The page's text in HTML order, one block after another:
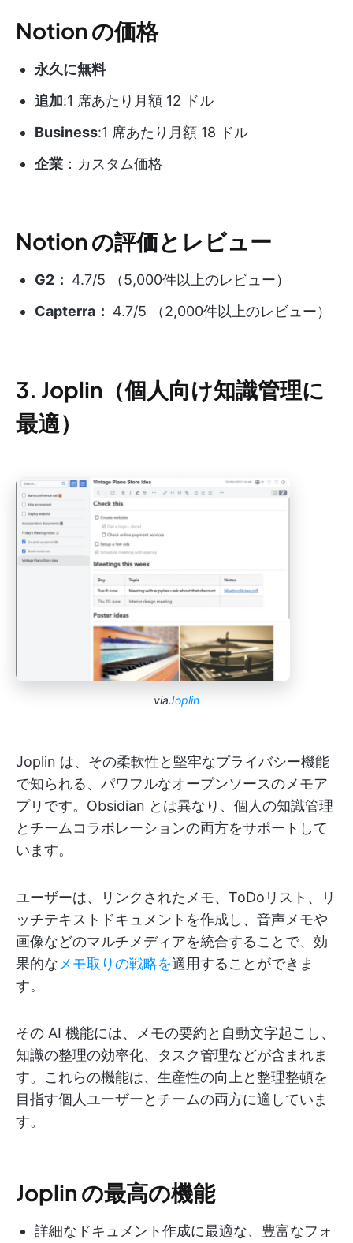
Notion の価格
永久に無料
追加:1 席あたり月額 12 ドル
Business:1 席あたり月額 18 ドル
企業 ：カスタム価格
Notion の評価とレビュー
G2： 4.7/5 （5,000件以上のレビュー）
Capterra： 4.7/5 （2,000件以上のレビュー）
3. Joplin（個人向け知識管理に
最適）
viaJoplin
Joplin は、その柔軟性と堅牢なプライバシー機能
で知られる、パワフルなオープンソースのメモア
プリです。Obsidian とは異なり、個人の知識管理
とチームコラボレーションの両方をサポートして
います。
ユーザーは、リンクされたメモ、ToDoリスト、リ
ッチテキストドキュメントを作成し、音声メモや
画像などのマルチメディアを統合することで、効
果的なメモ取りの戦略を適用することができま
す。
その AI 機能には、メモの要約と自動文字起こし、
知識の整理の効率化、タスク管理などが含まれま
す。これらの機能は、生産性の向上と整理整頓を
目指す個人ユーザーとチームの両方に適していま
す。
Joplin の最高の機能
詳細なドキュメント作成に最適な、豊富なフォ